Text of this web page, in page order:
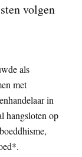
volgen
als
met
in
hangsloten op